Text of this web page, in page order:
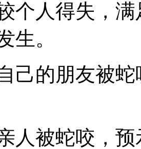
个人得失，
生。
己的朋友被
人被蛇咬，